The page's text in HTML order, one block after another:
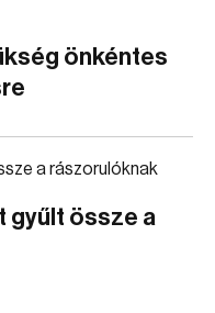
önkéntes
gyűlt össze a